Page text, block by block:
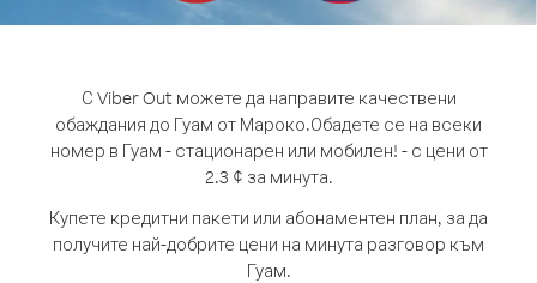
С Viber Out можете да направите качествени
обаждания до Гуам от Мароко.Обадете се на всеки
номер в Гуам - стационарен или мобилен! - с цени от
2.3 ¢ за минута.
Купете кредитни пакети или абонаментен план, за да
получите най-добрите цени на минута разговор към
Гуам.